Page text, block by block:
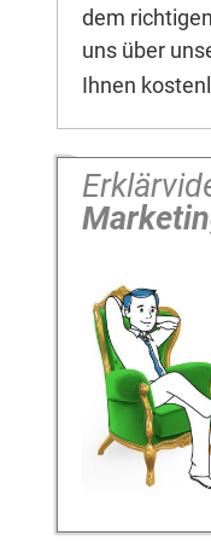
dem
uns über
Ihnen